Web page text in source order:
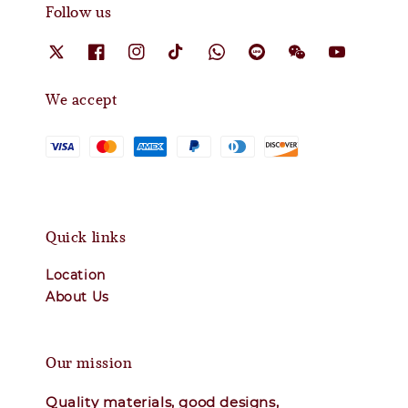
Follow us
We accept
Quick links
Location
About Us
Our mission
Quality materials, good designs,